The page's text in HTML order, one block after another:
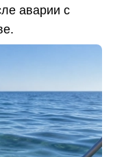
аварии с